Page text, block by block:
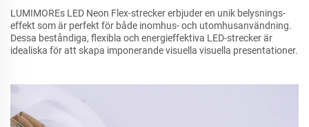
LUMIMOREs LED Neon Flex-strecker erbjuder en unik belysnings-
effekt som är perfekt för både inomhus- och utomhusanvändning.
Dessa beståndiga, flexibla och energieffektiva LED-strecker är
idealiska för att skapa imponerande visuella visuella presentationer.